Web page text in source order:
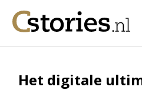
Het digitale